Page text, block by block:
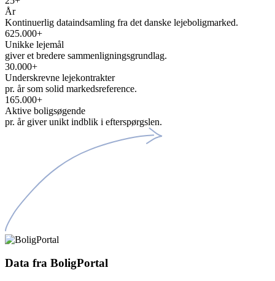
År
Kontinuerlig dataindsamling fra det danske lejeboligmarked.
625.000+
Unikke lejemål
giver et bredere sammenligningsgrundlag.
30.000+
Underskrevne lejekontrakter
pr. år som solid markedsreference.
165.000+
Aktive boligsøgende
pr. år giver unikt indblik i efterspørgslen.
Data fra BoligPortal